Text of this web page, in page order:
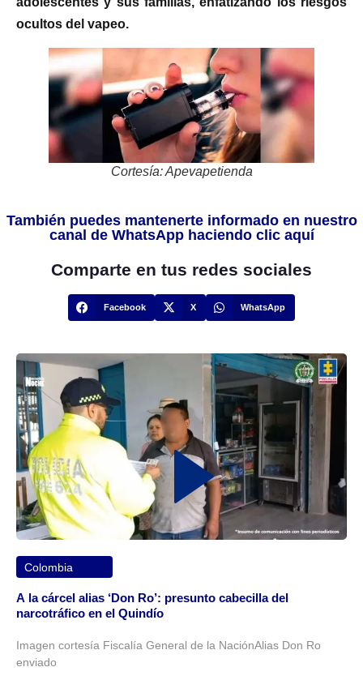
ocultos del vapeo.
Cortesía: Apevapetienda
También puedes mantenerte informado en nuestro
canal de WhatsApp haciendo clic aquí
Comparte en tus redes sociales
Facebook X WhatsApp
Colombia
A la cárcel alias ‘Don Ro’: presunto cabecilla del
narcotráfico en el Quindío
Imagen cortesía Fiscalía General de la NaciónAlias Don Ro
enviado